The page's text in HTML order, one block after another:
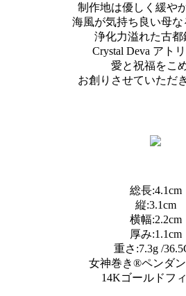
制作地は優しく緩や
海風が気持ち良い母
浄化力溢れた古都
Crystal Deva アト
愛と祝福をこ
お創りさせていただ
総長:4.1cm
縦:3.1cm
横幅:2.2cm
厚み:1.1cm
重さ:7.3g /
女神巻き®︎ペンダ
14Kゴールドフ